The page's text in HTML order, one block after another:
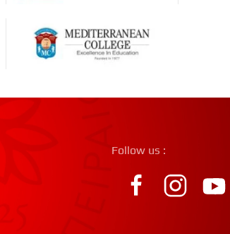
Follow us :